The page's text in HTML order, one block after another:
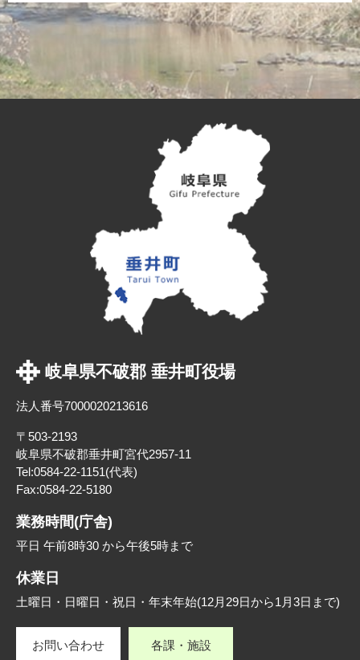
岐阜県不破郡 垂井町役場
法人番号7000020213616
〒503-2193
岐阜県不破郡垂井町宮代2957-11
Tel:0584-22-1151(代表)
Fax:0584-22-5180
業務時間(庁舎)
平日 午前8時30 から午後5時まで
休業日
土曜日・日曜日・祝日・年末年始(12月29日から1月3日まで)
お問い合わせ 各課・施設